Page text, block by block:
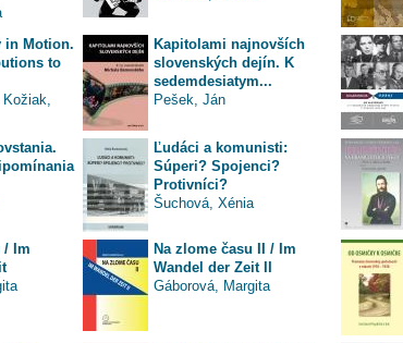
in Motion.
to
Kožiak,
Kapitolami najnovších
slovenských dejín. K
sedemdesiatym...
Pešek, Ján
Ľudáci a komunisti:
Súperi? Spojenci?
Protivníci?
Šuchová, Xénia
/ Im
Na zlome času II / Im
Wandel der Zeit II
Gáborová, Margita